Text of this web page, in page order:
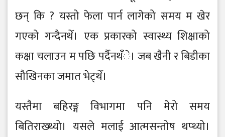
छन् कि ? यस्तो फेला पार्न लागेको समय म खेर
गएको गन्दैनथेँ। एक प्रकारको स्वास्थ्य शिक्षाको
कक्षा चलाउन म पछि पर्दैनथँे। जब खैनी र बिडीका
सौखिनका जमात भेट्थेँ।
यस्तैमा बहिरङ्ग विभागमा पनि मेरो समय
बितिराख्थ्यो। यसले मलाई आत्मसन्तोष थप्थ्यो।